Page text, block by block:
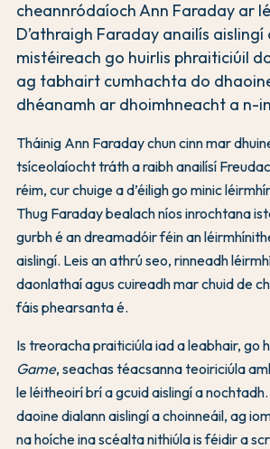
cheannródaíoch Ann Faraday ar
D’athraigh Faraday anailís
mistéireach go huirlis phraiticiúil
ag tabhairt cumhachta do
dhéanamh ar dhoimhneacht a n-
Tháinig Ann Faraday chun cinn mar
tsíceolaíocht tráth a raibh anailísí
réim, cur chuige a d’éiligh go minic
Thug Faraday bealach níos inrochtana
gurbh é an dreamadóir féin an
aislingí. Leis an athrú seo, rinneadh
daonlathaí agus cuireadh mar chuid de
fáis phearsanta é.
Is treoracha praiticiúla iad a leabhair, go
Game, seachas téacsanna teoiriciúla
le léitheoirí brí a gcuid aislingí a
daoine dialann aislingí a choinneáil, ag
na hoíche ina scéalta nithiúla is féidir a